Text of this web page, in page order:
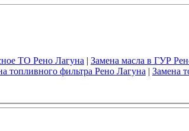
ТО Рено Лагуна | Замена масла в ГУР
топливного фильтра Рено Лагуна | Замена